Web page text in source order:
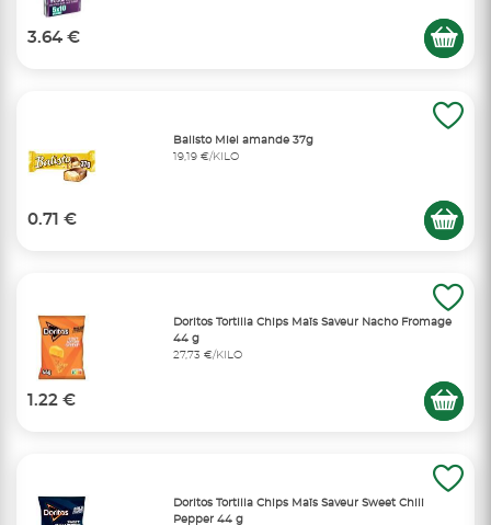
3.64 €
Balisto Miel amande 37g
19,19 €/KILO
0.71 €
Doritos Tortilla Chips Maïs Saveur Nacho Fromage
44 g
27,73 €/KILO
1.22 €
Doritos Tortilla Chips Maïs Saveur Sweet Chili
Pepper 44 g